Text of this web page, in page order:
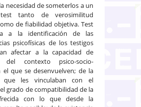
necesidad de someterlos a un
tanto de verosimilitud
de fiabilidad objetiva. Test
a la identificación de las
psicofísicas de los testigos
afectar a la capacidad de
del contexto psico-socio-
el que se desenvuelven; de la
que les vinculaban con el
grado de compatibilidad de la
con lo que desde la